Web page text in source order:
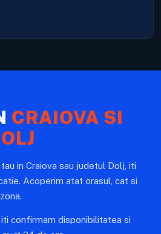
CRAIOVA SI
in Craiova sau judetul Dolj, iti
Acoperim atat orasul, cat si
confirmam disponibilitatea si